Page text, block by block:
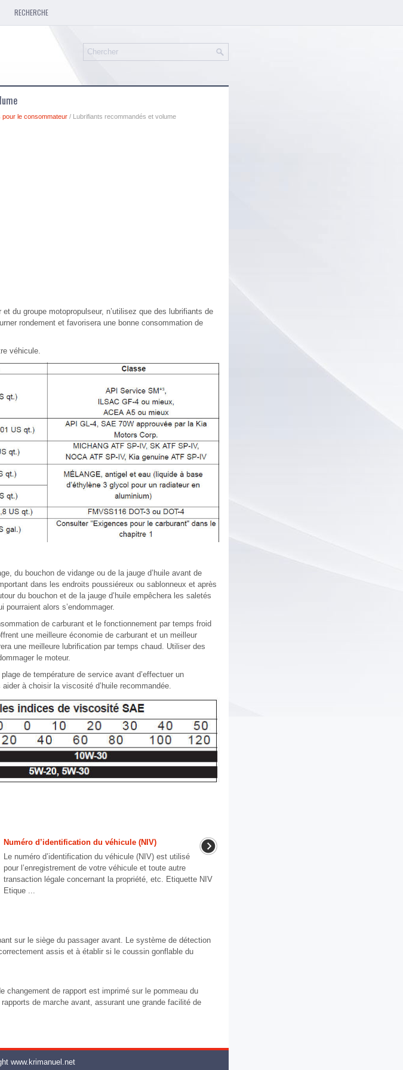
RECHERCHE
le consommateur / Lubrifiants recommandés et volume
du groupe motopropulseur, n’utilisez que des lubrifiants de
rondement et favorisera une bonne consommation de
véhicule.
du bouchon de vidange ou de la jauge d’huile avant de
dans les endroits poussiéreux ou sablonneux et après
du bouchon et de la jauge d’huile empêchera les saletés
alors s’endommager.
de carburant et le fonctionnement par temps froid
une meilleure économie de carburant et un meilleur
une meilleure lubrification par temps chaud. Utiliser des
le moteur.
de température de service avant d’effectuer un
à choisir la viscosité d’huile recommandée.
Numéro d’identification du véhicule (NIV)
Le numéro d’identification du véhicule (NIV) est utilisé
pour l’enregistrement de votre véhicule et toute autre
transaction légale concernant la propriété, etc. Etiquette NIV
Etique ...
sur le siège du passager avant. Le système de détection
assis et à établir si le coussin gonflable du
changement de rapport est imprimé sur le pommeau du
de marche avant, assurant une grande facilité de
www.krimanuel.net